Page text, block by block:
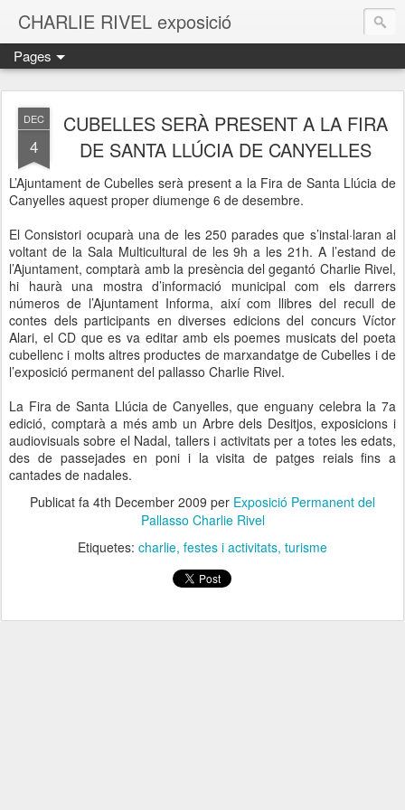
CHARLIE RIVEL exposició
Pages
DEC
4
CUBELLES SERÀ PRESENT A LA FIRA
DE SANTA LLÚCIA DE CANYELLES
L’Ajuntament de Cubelles serà present a la Fira de Santa Llúcia de
Canyelles aquest proper diumenge 6 de desembre.
El Consistori ocuparà una de les 250 parades que s’instal·laran al
voltant de la Sala Multicultural de les 9h a les 21h. A l’estand de
l’Ajuntament, comptarà amb la presència del gegantó Charlie Rivel,
hi haurà una mostra d’informació municipal com els darrers
números de l’Ajuntament Informa, així com llibres del recull de
contes dels participants en diverses edicions del concurs Víctor
Alari, el CD que es va editar amb els poemes musicats del poeta
cubellenc i molts altres productes de marxandatge de Cubelles i de
l’exposició permanent del pallasso Charlie Rivel.
La Fira de Santa Llúcia de Canyelles, que enguany celebra la 7a
edició, comptarà a més amb un Arbre dels Desitjos, exposicions i
audiovisuals sobre el Nadal, tallers i activitats per a totes les edats,
des de passejades en poni i la visita de patges reials fins a
cantades de nadales.
Publicat fa 4th December 2009 per Exposició Permanent del
Pallasso Charlie Rivel
Etiquetes: charlie festes i activitats turisme